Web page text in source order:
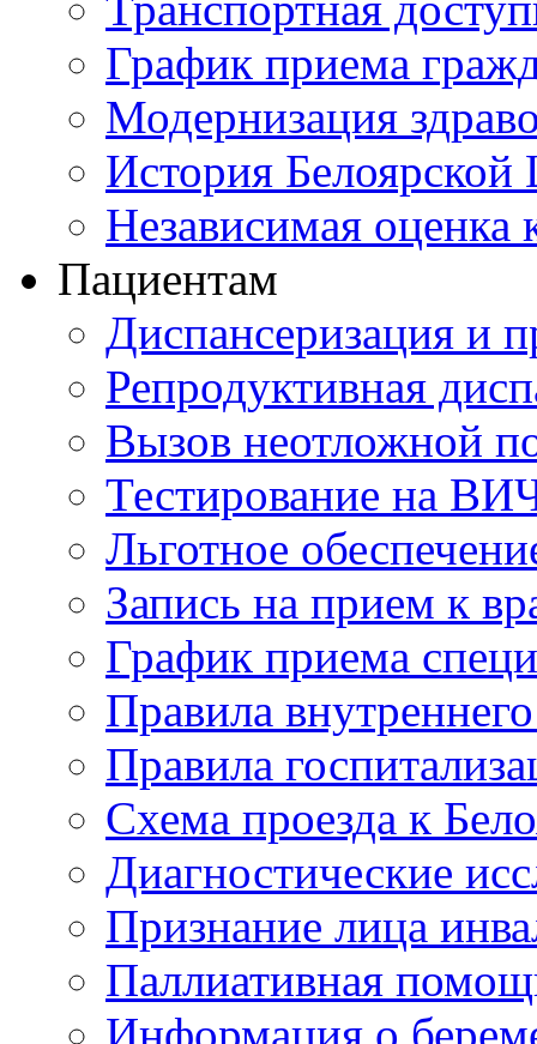
График приема
Модернизация
История
Независимая оценка
Пациентам
Диспансеризация и
Репродуктивная
Вызов неотложной
Тестирование на
Льготное
Запись на прием к
График приема
Правила
Правила
Схема проезда к
Диагностические
Признание лица
Паллиативная
Информация о